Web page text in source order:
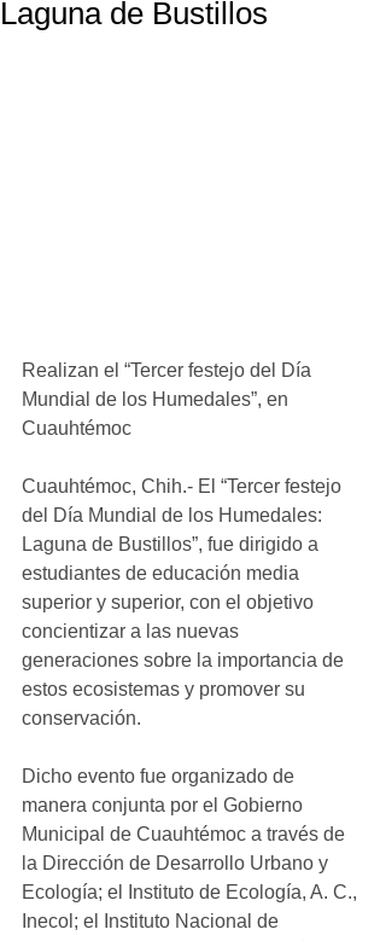
Laguna de Bustillos
Realizan el “Tercer festejo del Día
Mundial de los Humedales”, en
Cuauhtémoc
Cuauhtémoc, Chih.- El “Tercer festejo
del Día Mundial de los Humedales:
Laguna de Bustillos”, fue dirigido a
estudiantes de educación media
superior y superior, con el objetivo
concientizar a las nuevas
generaciones sobre la importancia de
estos ecosistemas y promover su
conservación.
Dicho evento fue organizado de
manera conjunta por el Gobierno
Municipal de Cuauhtémoc a través de
la Dirección de Desarrollo Urbano y
Ecología; el Instituto de Ecología, A. C.,
Inecol; el Instituto Nacional de